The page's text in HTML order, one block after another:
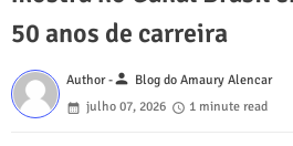
50 anos de carreira
Author -person Blog do Amaury Alencar
julho 07, 2026
1 minute read